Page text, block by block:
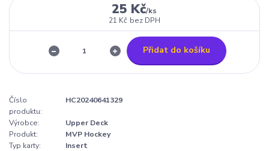
25 Kč/ks
21 Kč bez DPH
Přidat do košíku
Číslo
produktu:
HC20240641329
Výrobce:
Upper Deck
Produkt:
MVP Hockey
Typ karty:
Insert